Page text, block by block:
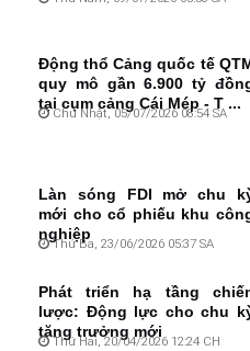
Động thổ Cảng quốc tế
quy mô gần 6.900 tỷ
tại cụm cảng Cái Mép - T ...
Chủ Nhật, 05/07/2026 08:54 SA
Làn sóng FDI mở chu
mới cho cổ phiếu khu
nghiệp
Thứ Ba, 23/06/2026 05:37 SA
Phát triển hạ tầng
lược: Động lực cho chu
tăng trưởng mới
Thứ Hai, 20/04/2026 12:24 CH